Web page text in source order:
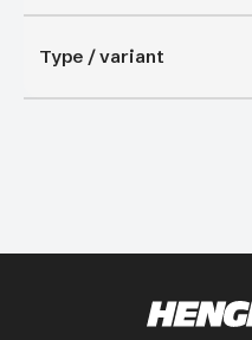
Type / variant